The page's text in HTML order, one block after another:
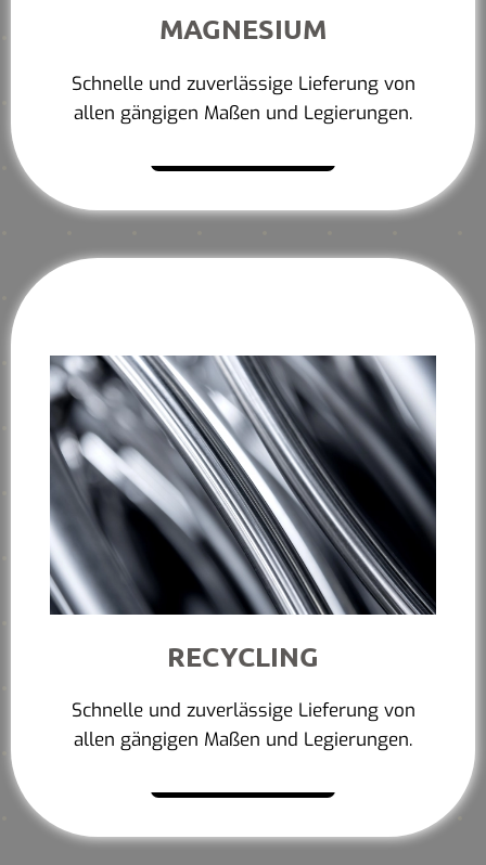
MAGNESIUM
Schnelle und zuverlässige Lieferung von
allen gängigen Maßen und Legierungen.
RECYCLING
Schnelle und zuverlässige Lieferung von
allen gängigen Maßen und Legierungen.